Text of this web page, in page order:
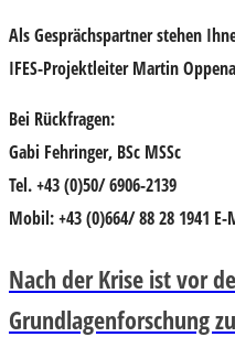
Als Gesprächspartner stehen
IFES-ProjektleiterMartin
Bei Rückfragen:
Gabi Fehringer, BSc MSSc
Tel. +43 (0)50/ 6906-2139
Mobil: +43 (0)664/ 88 28 1941
Nach der Krise ist vor
Grundlagenforschung